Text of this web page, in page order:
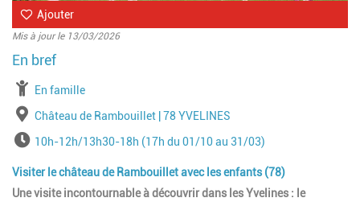
Ajouter
Mis à jour le 13/03/2026
à partir de
En famille
Lieu
Château de Rambouillet | 78 YVELINES
Horaires10h-12h/13h30-18h (17h du 01/10 au 31/03)
Visiter le château de Rambouillet avec les enfants (78)
Une visite incontournable à découvrir dans les Yvelines : le